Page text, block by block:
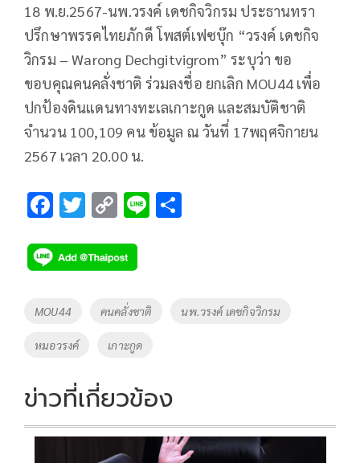
18 พ.ย.2567-นพ.วรงค์ เดชกิจวิกรม ประธานทรา
ปรึกษาพรรคไทยภักดี โพสต์เฟซบุ๊ก “วรงค์ เดชกิจ
วิกรม – Warong Dechgitvigrom” ระบุว่า ขอ
ขอบคุณคนคลั่งชาติ ร่วมลงชื่อ ยกเลิก MOU44 เพื่อ
ปกป้องดินแดนทางทะเลเกาะกูด และสมบัติชาติ
จำนวน 100,109 คน ข้อมูล ณ วันที่ 17พฤศจิกายน
2567 เวลา 20.00 น.
F
e
b
o
k
T
tt
er
C
p
y
Li
k
Li
Tags
MOU44 คนคลั่งชาติ นพ.วรงค์ เดชกิจวิกรม
หมอวรงค์ เกาะกูด
ข่าวที่เกี่ยวข้อง